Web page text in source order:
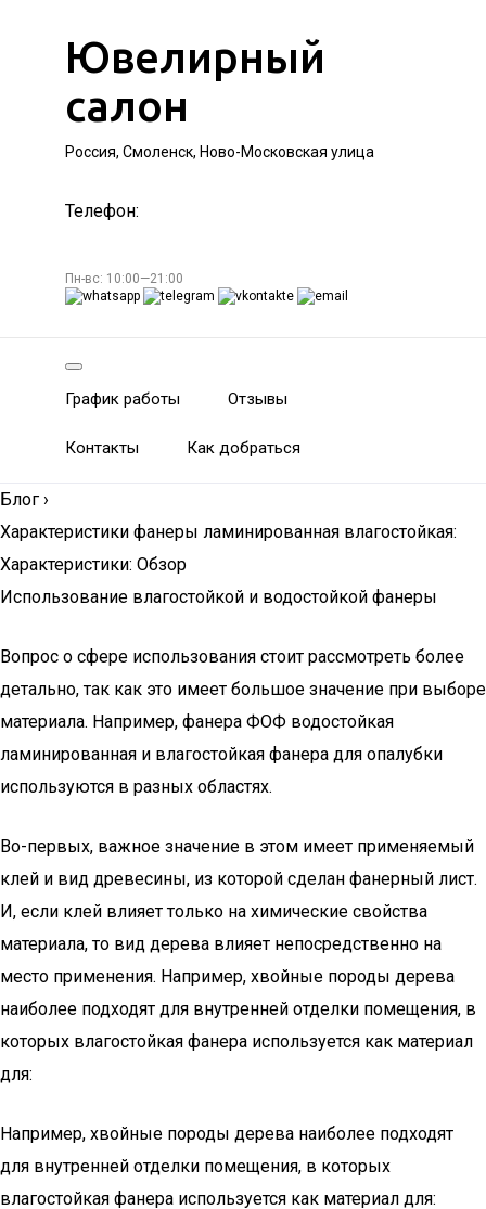
Ювелирный
салон
Россия, Смоленск, Ново-Московская улица
Телефон:
Пн-вс: 10:00—21:00
График работы Отзывы
Контакты Как добраться
Блог ›
Характеристики фанеры ламинированная влагостойкая:
Характеристики: Обзор
Использование влагостойкой и водостойкой фанеры
Вопрос о сфере использования стоит рассмотреть более
детально, так как это имеет большое значение при выборе
материала. Например, фанера ФОФ водостойкая
ламинированная и влагостойкая фанера для опалубки
используются в разных областях.
Во-первых, важное значение в этом имеет применяемый
клей и вид древесины, из которой сделан фанерный лист.
И, если клей влияет только на химические свойства
материала, то вид дерева влияет непосредственно на
место применения. Например, хвойные породы дерева
наиболее подходят для внутренней отделки помещения, в
которых влагостойкая фанера используется как материал
для:
Например, хвойные породы дерева наиболее подходят
для внутренней отделки помещения, в которых
влагостойкая фанера используется как материал для: